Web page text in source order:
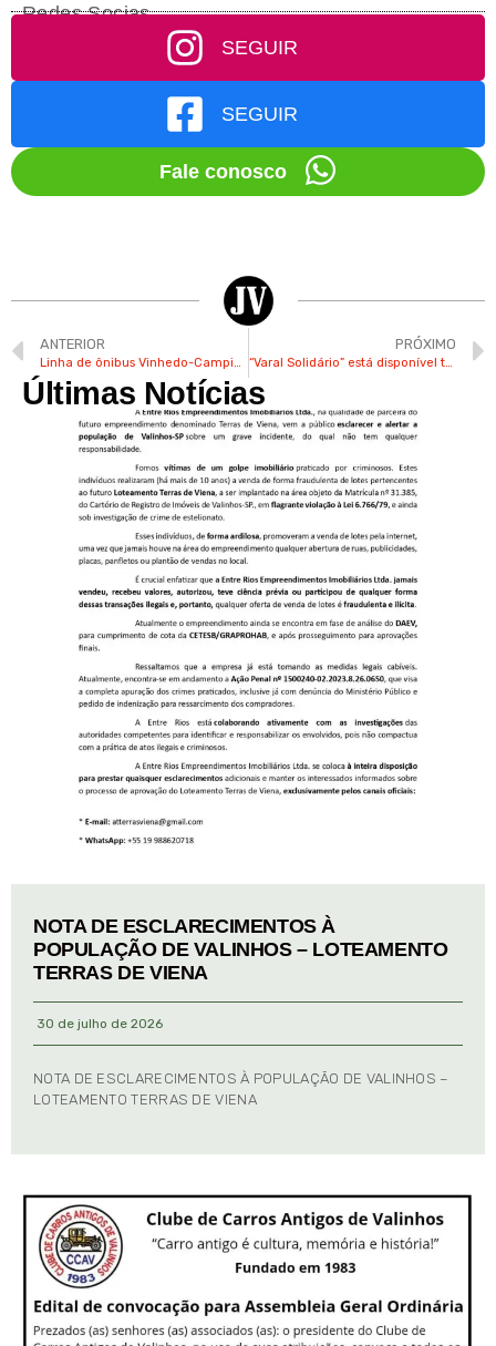
Redes Socias
SEGUIR
SEGUIR
Fale conosco
ANTERIOR
Linha de ônibus Vinhedo-Campinas é ampliada com mais 2 veículos
PRÓXIMO
“Varal Solidário” está disponível todos os dias no Fundo Social em Valinhos
Últimas Notícias
NOTA DE ESCLARECIMENTOS À
POPULAÇÃO DE VALINHOS – LOTEAMENTO
TERRAS DE VIENA
30 de julho de 2026
NOTA DE ESCLARECIMENTOS À POPULAÇÃO DE VALINHOS –
LOTEAMENTO TERRAS DE VIENA